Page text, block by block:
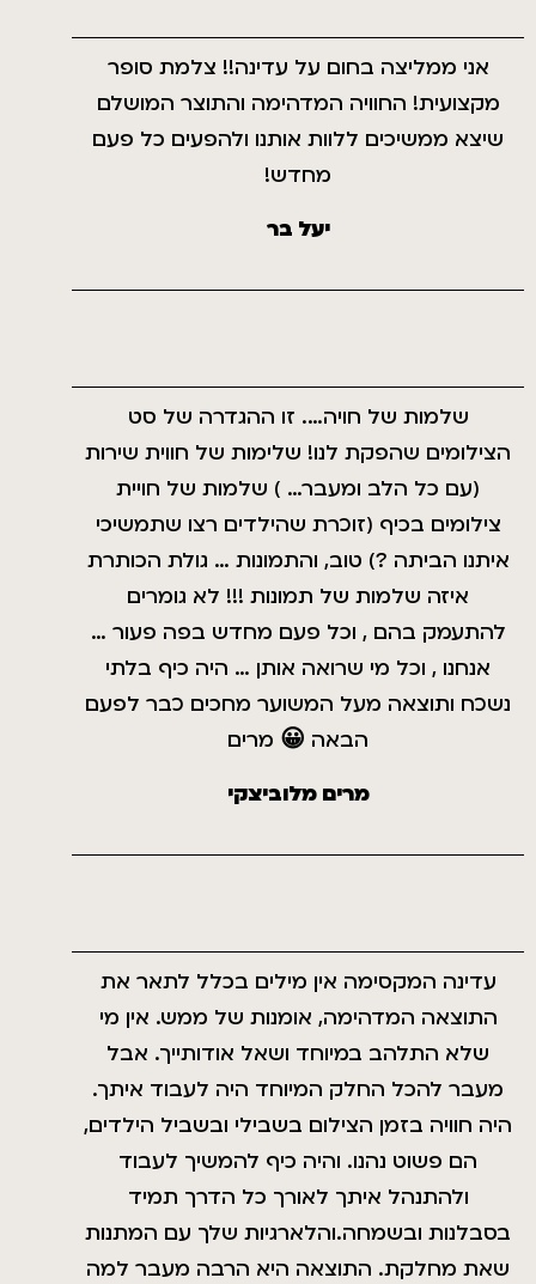
אני ממליצה בחום על עדינה!! צלמת סופר
מקצועית! החוויה המדהימה והתוצר המושלם
שיצא ממשיכים ללוות אותנו ולהפעים כל פעם
מחדש!
יעל בר
שלמות של חויה…. זו ההגדרה של סט
הצילומים שהפקת לנו! שלימות של חווית שירות
(עם כל הלב ומעבר… ) שלמות של חויית
צילומים בכיף (זוכרת שהילדים רצו שתמשיכי
איתנו הביתה ?) טוב, והתמונות … גולת הכותרת
איזה שלמות של תמונות !!! לא גומרים
להתעמק בהם , וכל פעם מחדש בפה פעור …
אנחנו , וכל מי שרואה אותן … היה כיף בלתי
נשכח ותוצאה מעל המשוער מחכים כבר לפעם
הבאה 😀 מרים
מרים מלוביצקי
עדינה המקסימה אין מילים בכלל לתאר את
התוצאה המדהימה, אומנות של ממש. אין מי
שלא התלהב במיוחד ושאל אודותייך. אבל
מעבר להכל החלק המיוחד היה לעבוד איתך.
היה חוויה בזמן הצילום בשבילי ובשביל הילדים,
הם פשוט נהנו. והיה כיף להמשיך לעבוד
ולהתנהל איתך לאורך כל הדרך תמיד
בסבלנות ובשמחה.והלארגיות שלך עם המתנות
שאת מחלקת. התוצאה היא הרבה מעבר למה